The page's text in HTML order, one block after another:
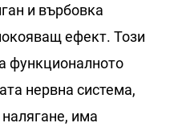
и върбовка
ефект. Този
функционалното
нервна система,
има